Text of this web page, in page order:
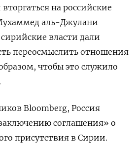
на российские
аль-Джулани
власти дали
переосмыслить отношения
чтобы это служило
Bloomberg, Россия
соглашения» о
присутствия в Сирии.